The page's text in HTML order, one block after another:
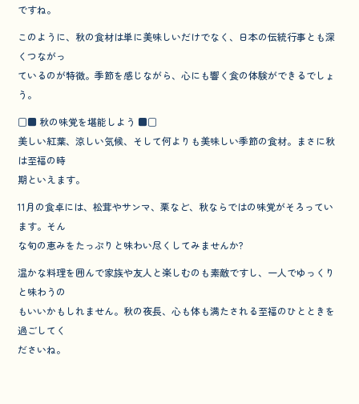
ですね。
このように、秋の食材は単に美味しいだけでなく、日本の伝統行事とも深
くつながっ
ているのが特徴。季節を感じながら、心にも響く食の体験ができるでしょ
う。
□■ 秋の味覚を堪能しよう ■□
美しい紅葉、涼しい気候、そして何よりも美味しい季節の食材。まさに秋
は至福の時
期といえます。
11月の食卓には、松茸やサンマ、栗など、秋ならではの味覚がそろってい
ます。そん
な旬の恵みをたっぷりと味わい尽くしてみませんか?
温かな料理を囲んで家族や友人と楽しむのも素敵ですし、一人でゆっくり
と味わうの
もいいかもしれません。秋の夜長、心も体も満たされる至福のひとときを
過ごしてく
ださいね。